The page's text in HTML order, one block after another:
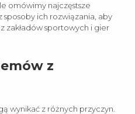
omówimy najczęstsze
ich rozwiązania, aby
zakładów sportowych i gier
z
wynikać z różnych przyczyn.